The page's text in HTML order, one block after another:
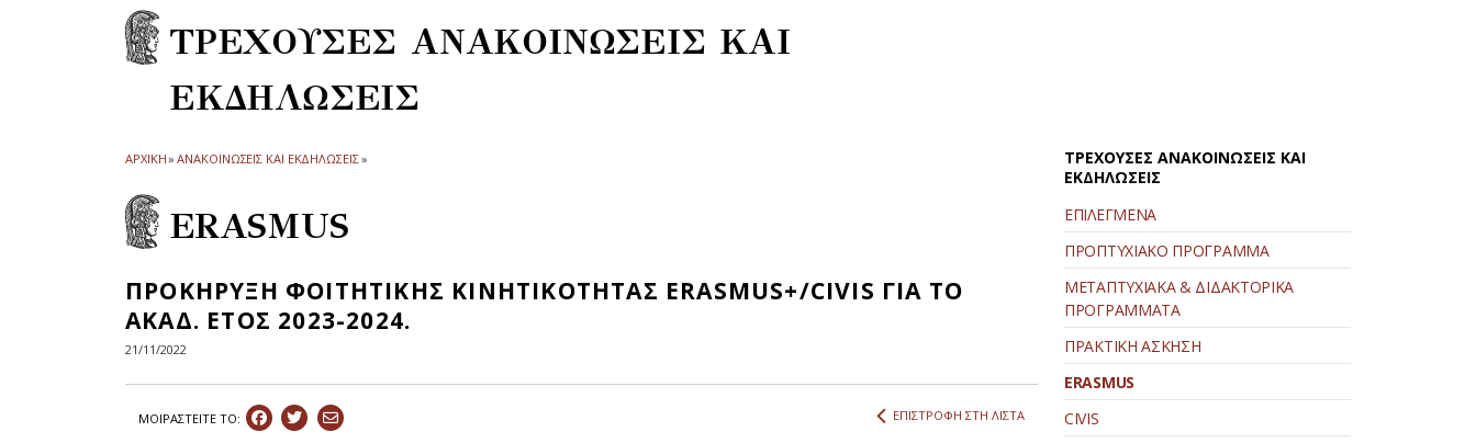
ΤΡΕΧΟΥΣΕΣ ΑΝΑΚΟΙΝΩΣΕΙΣ ΚΑΙ
ΕΚΔΗΛΩΣΕΙΣ
ΑΡΧΙΚΗ» ΑΝΑΚΟΙΝΩΣΕΙΣ ΚΑΙ ΕΚΔΗΛΩΣΕΙΣ»
ERASMUS
ΠΡΟΚΗΡΥΞΗ ΦΟΙΤΗΤΙΚΗΣ ΚΙΝΗΤΙΚΟΤΗΤΑΣ ERASMUS+/CIVIS ΓΙΑ ΤΟ
ΑΚΑΔ. ΕΤΟΣ 2023-2024.
21/11/2022
ΜΟΙΡΑΣΤEIΤΕ ΤΟ: ΕΠΙΣΤΡΟΦΗ ΣΤΗ ΛΙΣΤΑ
ΤΡΕΧΟΥΣΕΣ ΑΝΑΚΟΙΝΩΣΕΙΣ ΚΑΙ
ΕΚΔΗΛΩΣΕΙΣ
ΕΠΙΛΕΓΜΕΝΑ
ΠΡΟΠΤΥΧΙΑΚΟ ΠΡΟΓΡΑΜΜΑ
ΜΕΤΑΠΤΥΧΙΑΚΑ & ΔΙΔΑΚΤΟΡΙΚΑ
ΠΡΟΓΡΑΜΜΑΤΑ
ΠΡΑΚΤΙΚΗ ΑΣΚΗΣΗ
ERASMUS
CIVIS